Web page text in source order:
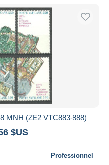
MNH (ZE2 VTC883-888)
$US
Professionnel